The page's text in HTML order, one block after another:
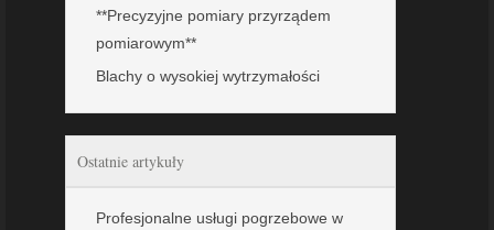
**Precyzyjne pomiary przyrządem
pomiarowym**
Blachy o wysokiej wytrzymałości
Ostatnie artykuły
Profesjonalne usługi pogrzebowe w